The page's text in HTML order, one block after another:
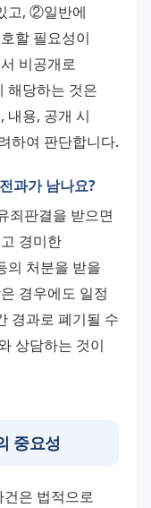
고, ②일반에
할 필요성이
비공개로
해당하는 것은
내용, 공개 시
하여 판단합니다.
과가 남나요?
죄판결을 받으면
경미한
의 처분을 받을
경우에도 일정
경과로 폐기될 수
상담하는 것이
중요성
은 법적으로